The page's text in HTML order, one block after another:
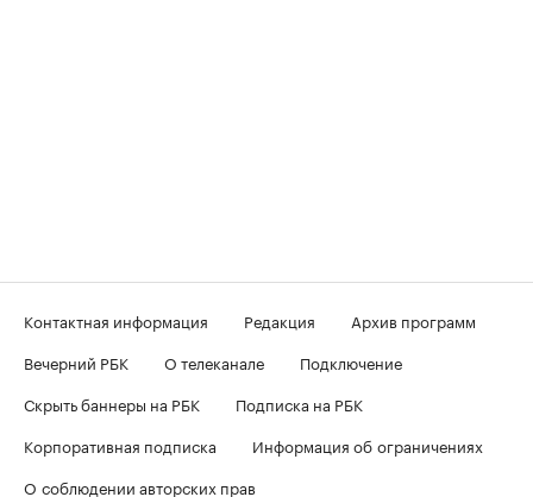
Контактная информация Редакция
Архив программ
Вечерний РБК
О телеканале
Подключение
Скрыть баннеры на РБК
Подписка на РБК
Корпоративная подписка
Информация об ограничениях
О соблюдении авторских прав